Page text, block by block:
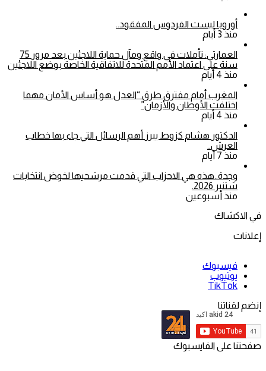
أوروبا ليست الفردوس المفقود..
منذ 3 أيام
العمارتي: تأملات في واقع ومآل حماية اللاجئين بعد مرور 75
سنة على اعتماد الأمم المتحدة للاتفاقية الخاصة بوضع اللاجئين
منذ 4 أيام
المغرب أمام مفترق طرق “العدل هو أساس الأمان مهما
اختلفت الأوطان والأزمان”
منذ 4 أيام
الدكتور هشام كزوط يبرز أهم الرسائل التي جاء بها خطاب
العرش..
منذ 7 أيام
وجدة..هذه هي الاحزاب التي قدمت مرشحيها لخوض انتخابات
شتنبر 2026.
منذ أسبوعين
في الاكشاك
إعلانات
فيسبوك
يوتيوب
‫TikTok
إنضم لقناتنا
صفحتنا على الفايسبوك